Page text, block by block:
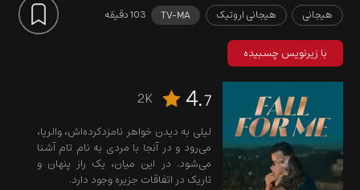
هیجانی هیجانی اروتیک TV-MA 103 دقیقه
با زیرنویس چسبیده
4.7
2K
لیلی به دیدن خواهر نامزدکرده‌اش، والریا،
می‌رود و در آنجا با مردی به نام تام آشنا
می‌شود. در این میان، یک راز پنهان و
تاریک در اتفاقات جزیره وجود دارد.